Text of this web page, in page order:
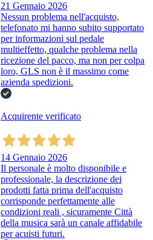
21 Gennaio 2026
Nessun problema nell'acquisto,
telefonato mi hanno subito supportato
per informazioni sul pedale
multieffetto, qualche problema nella
ricezione del pacco, ma non per colpa
loro, GLS non è il massimo come
azienda spedizioni.
Acquirente verificato
14 Gennaio 2026
Il personale è molto disponibile e
professionale, la descrizione dei
prodotti fatta prima dell'acquisto
corrisponde perfettamente alle
condizioni reali , sicuramente Città
della musica sarà un canale affidabile
per acuisti futuri.